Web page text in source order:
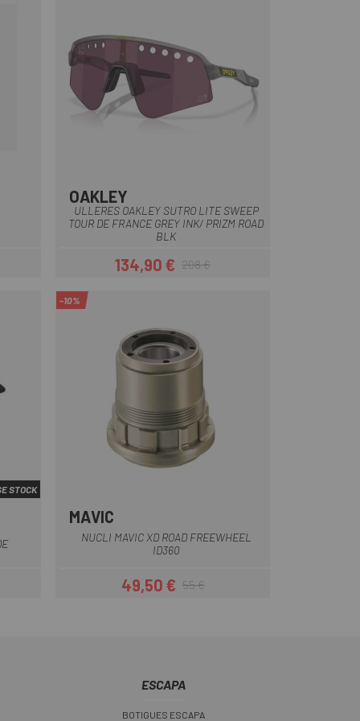
OAKLEY
ULLERES OAKLEY SUTRO LITE SWEEP
TOUR DE FRANCE GREY INK/ PRIZM ROAD
BLK
Preu
134,90 €Preu regular
208 €
STOCK
-10%
MAVIC
NUCLI MAVIC XD ROAD FREEWHEEL
ID360
Preu
49,50 €Preu regular
55 €
ESCAPA
BOTIGUES ESCAPA